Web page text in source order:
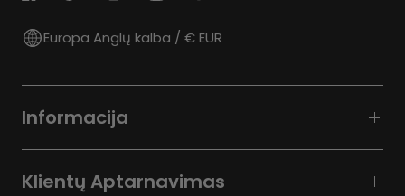
Europa Anglų kalba / € EUR
Informacija
Klientų Aptarnavimas